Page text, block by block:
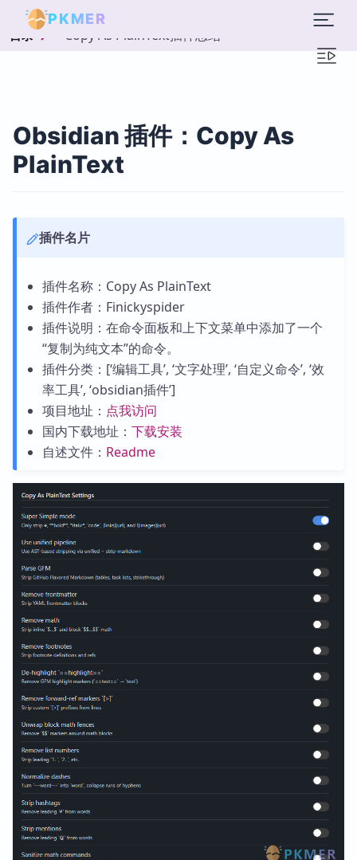
PKMER
目录 Copy As PlainText插件总结
Obsidian 插件：Copy As
PlainText
插件名片
插件名称：Copy As PlainText
插件作者：Finickyspider
插件说明：在命令面板和上下文菜单中添加了一个
“复制为纯文本”的命令。
插件分类：[‘编辑工具’, ‘文字处理’, ‘自定义命令’, ‘效
率工具’, ‘obsidian插件’]
项目地址： 点我访问
国内下载地址： 下载安装
自述文件： Readme